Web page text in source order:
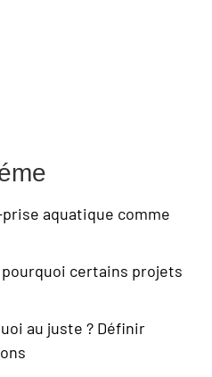
aquatique comme
certains projets
au juste ? Définir